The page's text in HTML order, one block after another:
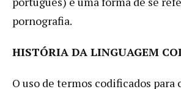
pornografia.
HISTÓRIA DA LINGUAGEM
O uso de termos codificados para